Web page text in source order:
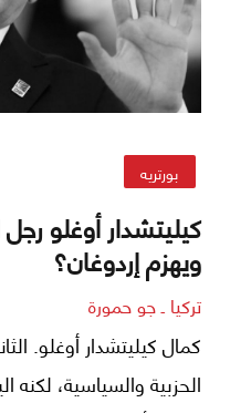
بورتريه
كيليتشدار أوغلو
ويهزم إردوغان؟
تركيا ـ جو حمورة
كمال كيليتشدار أوغلو.
الحزبية والسياسية، لكنه